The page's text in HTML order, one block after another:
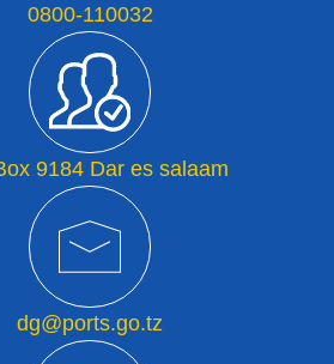
0800-110032
9184 Dar es salaam
dg@ports.go.tz